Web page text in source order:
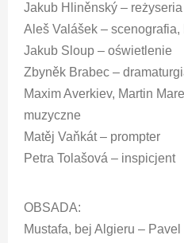
Jakub Hliněnský – reżyseria
Aleš Valášek – scenografia,
Jakub Sloup – oświetlenie
Zbyněk Brabec –
Maxim Averkiev, Martin
muzyczne
Matěj Vaňkát – prompter
Petra Tolašová – inspicjent
OBSADA:
Mustafa, bej Algieru –